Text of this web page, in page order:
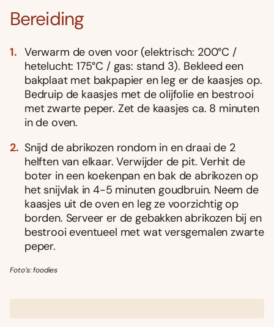
Bereiding
Verwarm de oven voor (elektrisch: 200°C /
hetelucht: 175°C / gas: stand 3). Bekleed een
bakplaat met bakpapier en leg er de kaasjes op.
Bedruip de kaasjes met de olijfolie en bestrooi
met zwarte peper. Zet de kaasjes ca. 8 minuten
in de oven.
Snijd de abrikozen rondom in en draai de 2
helften van elkaar. Verwijder de pit. Verhit de
boter in een koekenpan en bak de abrikozen op
het snijvlak in 4-5 minuten goudbruin. Neem de
kaasjes uit de oven en leg ze voorzichtig op
borden. Serveer er de gebakken abrikozen bij en
bestrooi eventueel met wat versgemalen zwarte
peper.
Foto’s: foodies